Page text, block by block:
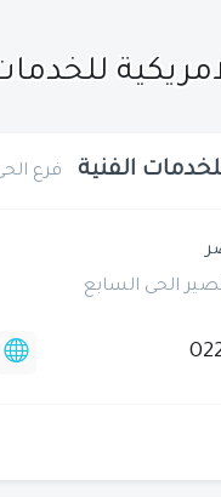
الفنية فرع